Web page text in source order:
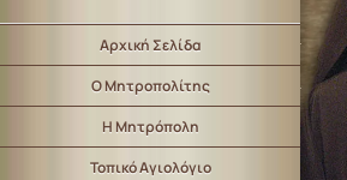
Αρχική Σελίδα
Ο Μητροπολίτης
Η Μητρόπολη
Τοπικό Αγιολόγιο